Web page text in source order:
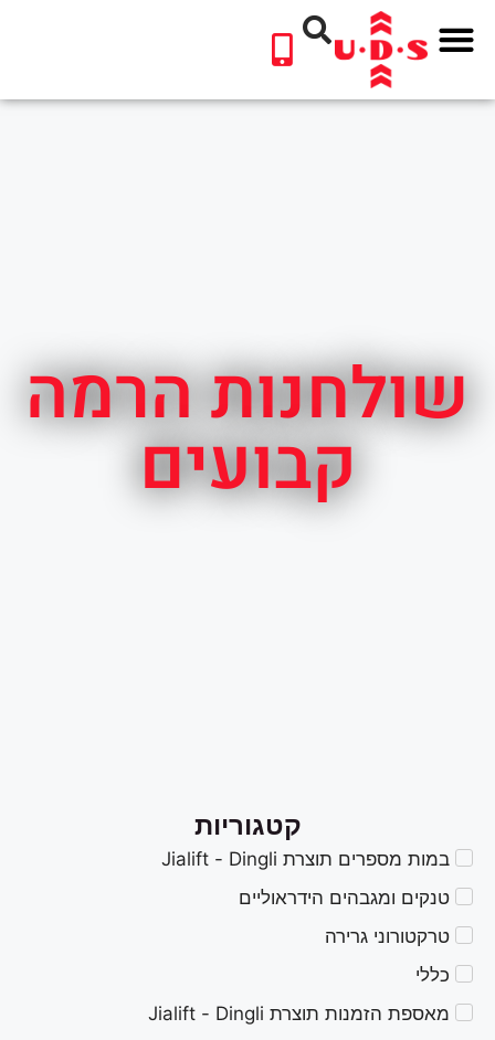
שולחנות הרמה
קבועים
קטגוריות
במות מספרים תוצרת Jialift - Dingli
טנקים ומגבהים הידראוליים
טרקטורוני גרירה
כללי
מאספת הזמנות תוצרת Jialift - Dingli